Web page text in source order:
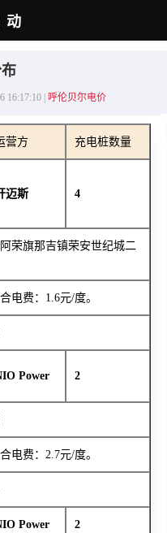
| 呼伦贝尔电价
营方 充电桩数量
迈斯 4
荣旗那吉镇荣安世纪城二
电费：1.6元/度。
Power 2
电费：2.7元/度。
Power 2